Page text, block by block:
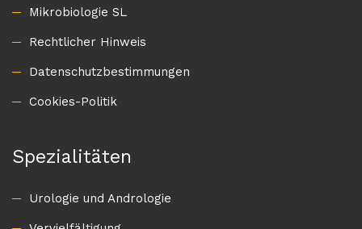
Mikrobiologie SL
Rechtlicher Hinweis
Datenschutzbestimmungen
Cookies-Politik
Spezialitäten
Urologie und Andrologie